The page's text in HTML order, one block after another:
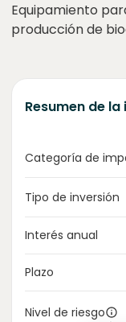
Equipamiento
producción de
Resumen de
Categoría de
Tipo de inversión
Interés anual
Plazo
Nivel de riesgo